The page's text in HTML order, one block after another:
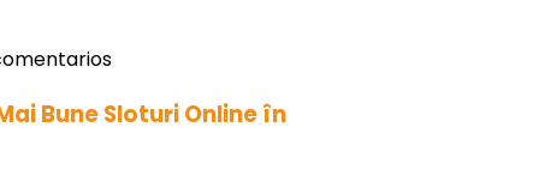
Bune Sloturi Online în